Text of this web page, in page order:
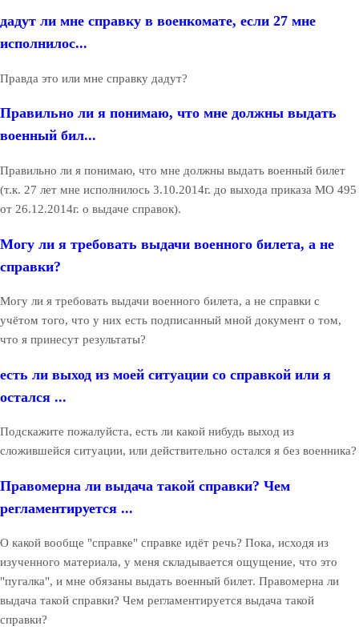
дадут ли мне справку в военкомате, если 27 мне
исполнилос...
Правда это или мне справку дадут?
Правильно ли я понимаю, что мне должны выдать
военный бил...
Правильно ли я понимаю, что мне должны выдать военный билет
(т.к. 27 лет мне исполнилось 3.10.2014г. до выхода приказа МО 495
от 26.12.2014г. о выдаче справок).
Могу ли я требовать выдачи военного билета, а не
справки?
Могу ли я требовать выдачи военного билета, а не справки с
учётом того, что у них есть подписанный мной документ о том,
что я принесут результаты?
есть ли выход из моей ситуации со справкой или я
остался ...
Подскажите пожалуйста, есть ли какой нибудь выход из
сложившейся ситуации, или действительно остался я без военника?
Правомерна ли выдача такой справки? Чем
регламентируется ...
О какой вообще "справке" справке идёт речь? Пока, исходя из
изученного материала, у меня складывается ощущение, что это
"пугалка", и мне обязаны выдать военный билет. Правомерна ли
выдача такой справки? Чем регламентируется выдача такой
справки?